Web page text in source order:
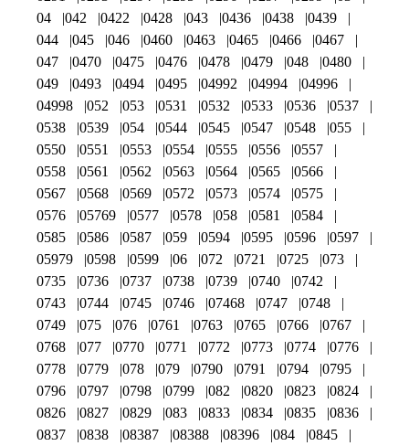
04
042 0422 0428 043 0436 0438
0439
044
045 046 0460 0463 0465 0466
0467
047
0470 0475 0476 0478 0479 048
0480
049
0493 0494 0495 04992 04994
04996
04998
052 053 0531 0532 0533 0536
0537
0538
0539 054 0544 0545 0547 0548
055
0550
0551 0553 0554 0555 0556
0557
0558
0561 0562 0563 0564 0565
0566
0567
0568 0569 0572 0573 0574
0575
0576
05769 0577 0578 058 0581
0584
0585
0586 0587 059 0594 0595 0596
0597
05979
0598 0599 06 072 0721 0725
073
0735
0736 0737 0738 0739 0740
0742
0743
0744 0745 0746 07468 0747
0748
0749
075 076 0761 0763 0765 0766
0767
0768
077 0770 0771 0772 0773 0774
0776
0778
0779 078 079 0790 0791 0794
0795
0796
0797 0798 0799 082 0820 0823
0824
0826
0827 0829 083 0833 0834 0835
0836
0837
0838 08387 08388 08396 084
0845